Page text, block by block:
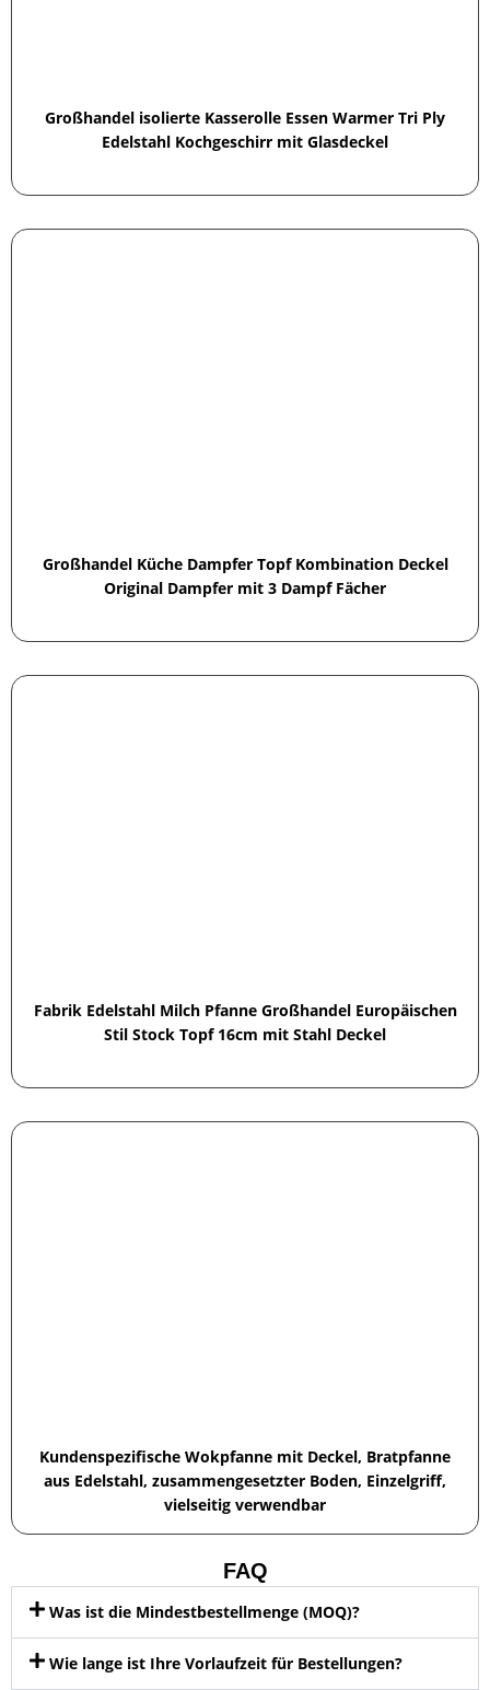
Großhandel isolierte Kasserolle Essen Warmer Tri Ply
Edelstahl Kochgeschirr mit Glasdeckel
Großhandel Küche Dampfer Topf Kombination Deckel
Original Dampfer mit 3 Dampf Fächer
Fabrik Edelstahl Milch Pfanne Großhandel Europäischen
Stil Stock Topf 16cm mit Stahl Deckel
Kundenspezifische Wokpfanne mit Deckel, Bratpfanne
aus Edelstahl, zusammengesetzter Boden, Einzelgriff,
vielseitig verwendbar
FAQ
Was ist die Mindestbestellmenge (MOQ)?
Wie lange ist Ihre Vorlaufzeit für Bestellungen?